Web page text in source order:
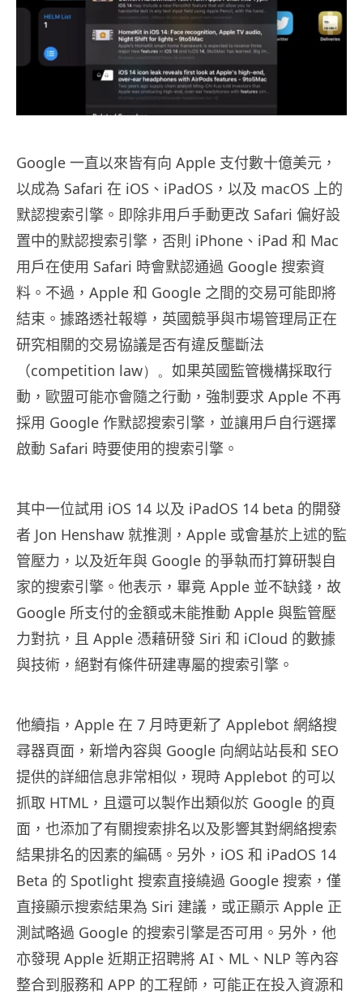
Google 一直以來皆有向 Apple 支付數十億美元，
以成為 Safari 在 iOS、iPadOS，以及 macOS 上的
默認搜索引擎。即除非用戶手動更改 Safari 偏好設
置中的默認搜索引擎，否則 iPhone、iPad 和 Mac
用戶在使用 Safari 時會默認通過 Google 搜索資
料。不過，Apple 和 Google 之間的交易可能即將
結束。據路透社報導，英國競爭與市場管理局正在
研究相關的交易協議是否有違反壟斷法
（competition law）。 如果英國監管機構採取行
動，歐盟可能亦會隨之行動，強制要求 Apple 不再
採用 Google 作默認搜索引擎，並讓用戶自行選擇
啟動 Safari 時要使用的搜索引擎。
其中一位試用 iOS 14 以及 iPadOS 14 beta 的開發
者 Jon Henshaw 就推測，Apple 或會基於上述的監
管壓力，以及近年與 Google 的爭執而打算研製自
家的搜索引擎。他表示，畢竟 Apple 並不缺錢，故
Google 所支付的金額或未能推動 Apple 與監管壓
力對抗，且 Apple 憑藉研發 Siri 和 iCloud 的數據
與技術，絕對有條件研建專屬的搜索引擎。
他續指，Apple 在 7 月時更新了 Applebot 網絡搜
尋器頁面，新增內容與 Google 向網站站長和 SEO
提供的詳細信息非常相似，現時 Applebot 的可以
抓取 HTML，且還可以製作出類似於 Google 的頁
面，也添加了有關搜索排名以及影響其對網絡搜索
結果排名的因素的編碼。另外，iOS 和 iPadOS 14
Beta 的 Spotlight 搜索直接繞過 Google 搜索，僅
直接顯示搜索結果為 Siri 建議，或正顯示 Apple 正
測試略過 Google 的搜索引擎是否可用。另外，他
亦發現 Apple 近期正招聘將 AI、ML、NLP 等內容
整合到服務和 APP 的工程師，可能正在投入資源和